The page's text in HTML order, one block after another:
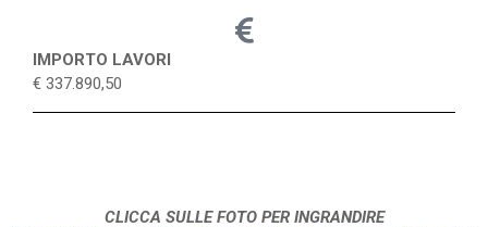
IMPORTO LAVORI
€ 337.890,50
CLICCA SULLE FOTO PER INGRANDIRE